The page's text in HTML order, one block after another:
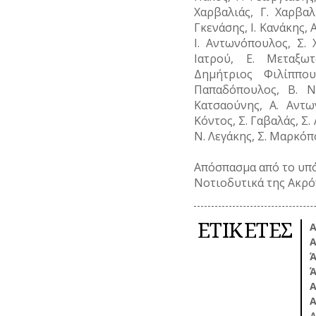
Χαρβαλιάς, Γ.
Γκενάσης, Ι. Κανάκης,
Ι. Αντωνόπουλος, Σ.
Ιατρού, Ε.
Δημήτριος
Παπαδόπουλος, Β.
Κατσαούνης, Α.
Κόντος, Σ. Γαβαλάς,
Ν. Λεγάκης, Σ.
Απόσπασμα από το
Νοτιοδυτικά της
ΕΤΙΚΕΤΕΣ